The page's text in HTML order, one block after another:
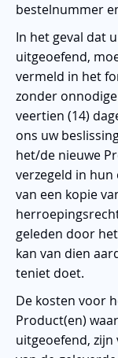
bestelnummer
In het geval dat
uitgeoefend,
vermeld in het
zonder
veertien (14)
ons uw
het/de nieuwe
verzegeld in hun
van een kopie
geleden door
kan van dien
teniet doet.
De kosten voor
Product(en)
uitgeoefend,